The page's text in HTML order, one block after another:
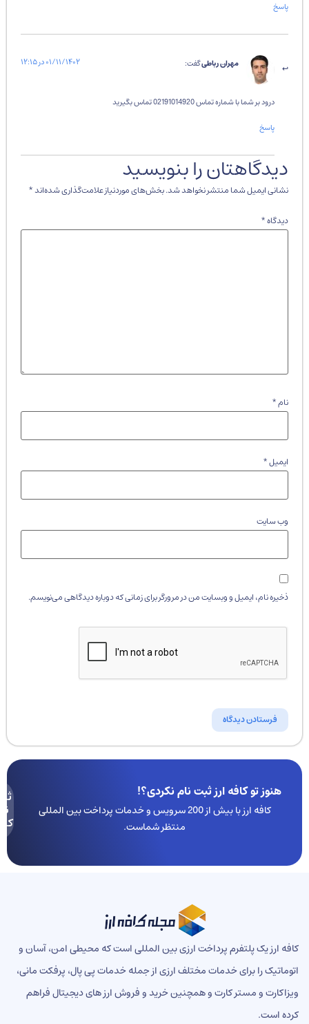
مهران رباطیگفت: ۰۱/۱۱/۱۴۰۲ در ۱۲:۱۵
درود بر شما با شماره تماس 02191014920 تماس بگیرید
دیدگاهتان را بنویسید
نشانی ایمیل شما منتشر نخواهد شد.بخش‌های موردنیاز علامت‌گذاری شده‌اند*
دیدگاه*
*
وب‌ سایت
ذخیره نام، ایمیل و وبسایت من در مرورگر برای زمانی که دوباره دیدگاهی می‌نویسم.
هنوز تو کافه ارز ثبت نام نکردی؟!
کافه ارز با بیش از 200 سرویس و خدمات پرداخت بین المللی
منتظر شماست.
ثبت
کنید
ارز یک پلتفرم پرداخت ارزی بین المللی است که محیطی امن، آسان و
را برای خدمات مختلف ارزی از جمله خدمات پی پال، پرفکت مانی،
و مستر کارت و همچنین خرید و فروش ارز های دیجیتال فراهم
است.